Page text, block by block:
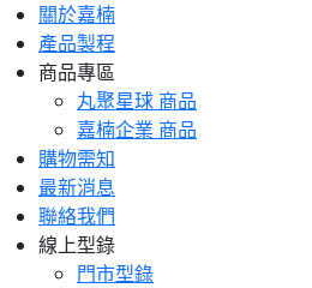
關於嘉楠
產品製程
商品專區
丸聚星球 商品
嘉楠企業 商品
購物需知
最新消息
聯絡我們
線上型錄
門市型錄